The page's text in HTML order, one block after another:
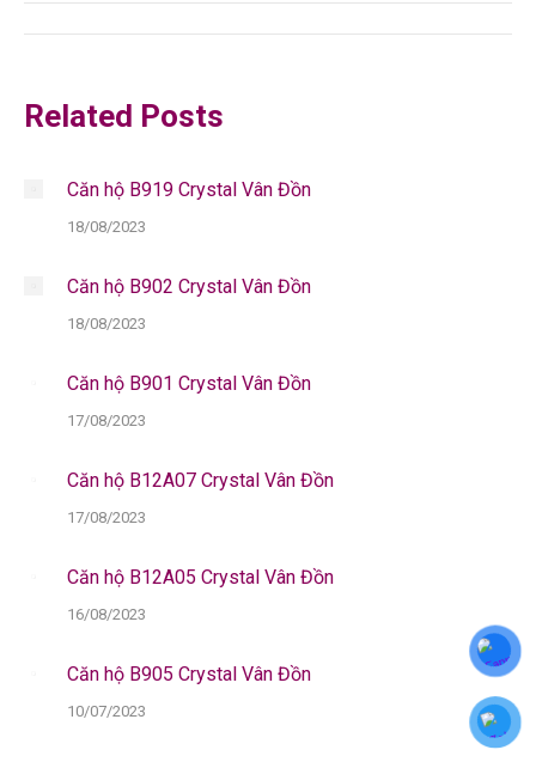
Post
navigation
Related Posts
Căn hộ B919 Crystal Vân Đồn
18/08/2023
Căn hộ B902 Crystal Vân Đồn
18/08/2023
Căn hộ B901 Crystal Vân Đồn
17/08/2023
Căn hộ B12A07 Crystal Vân Đồn
17/08/2023
Căn hộ B12A05 Crystal Vân Đồn
16/08/2023
Căn hộ B905 Crystal Vân Đồn
10/07/2023